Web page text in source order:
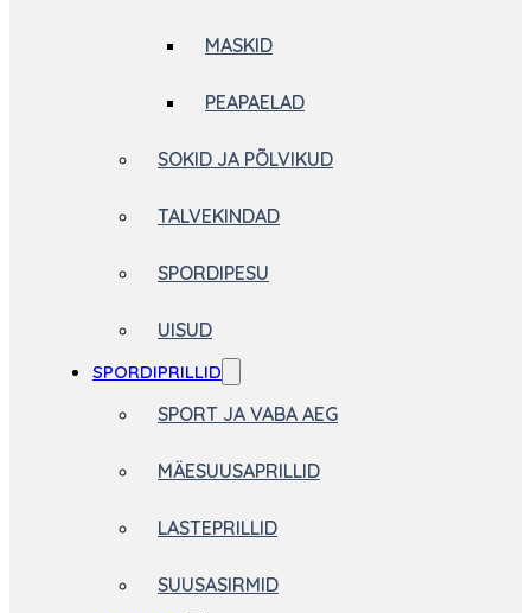
MASKID
PEAPAELAD
SOKID JA PÕLVIKUD
TALVEKINDAD
SPORDIPESU
UISUD
SPORDIPRILLID
SPORT JA VABA AEG
MÄESUUSAPRILLID
LASTEPRILLID
SUUSASIRMID